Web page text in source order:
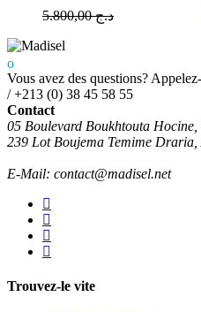
د.ج5.800,00
Vous avez des questions?
/ +213 (0) 38 45 58 55
Contact
05 Boulevard Boukhtouta
239 Lot Boujema Temime Draria,
E-Mail: contact@madisel.net
Trouvez-le vite